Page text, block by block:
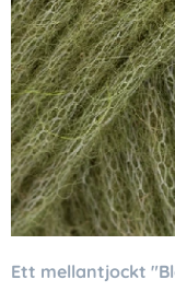
Ett mellantjockt